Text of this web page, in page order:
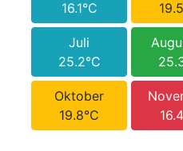
16.1°C
Juli
25.2°C
Oktober
19.8°C